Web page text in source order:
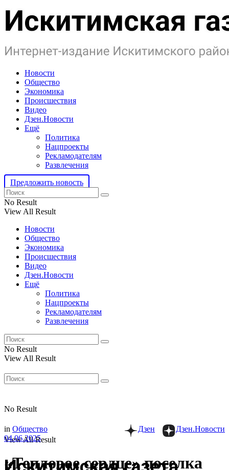
Новости
Общество
Экономика
Происшествия
Видео
Дзен.Новости
Ещё
Политика
Нацпроекты
Рекламодателям
Развлечения
Предложить новость
No Result
View All Result
Новости
Общество
Экономика
Происшествия
Видео
Дзен.Новости
Ещё
Политика
Нацпроекты
Рекламодателям
Развлечения
No Result
View All Result
No Result
View All Result
Дзен.Новости
Дзен
in Общество
04.06.2025
«Тепловое сердце» поселка